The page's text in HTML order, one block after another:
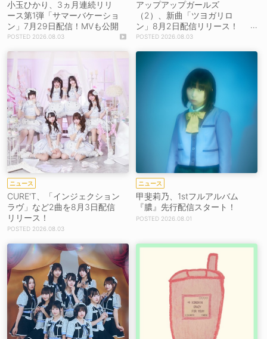
小玉ひかり、3ヵ月連続リリ
ース第1弾「サマーバケーショ
ン」7月29日配信！MVも公開
2026.08.03
アップアップガールズ
（2）、新曲「ツヨガリロ
ン」8月2日配信リリース！
【コメントあり】
2026.08.03
ニュース
CURE'T、「インジェクション
ラヴ」など2曲を8月3日配信
リリース！
2026.08.03
ニュース
甲斐莉乃、1stフルアルバム
『膿』先行配信スタート！
2026.08.01